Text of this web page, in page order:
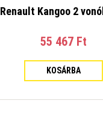
Renault Kangoo 2
55 467 Ft‎
KOSÁRBA